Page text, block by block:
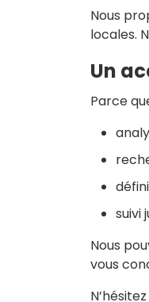
Nous
locales.
Un
Parce
suivi
Nous
vous